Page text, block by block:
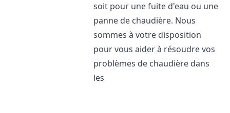
soit pour une fuite d'eau ou une
panne de chaudière. Nous
sommes à votre disposition
pour vous aider à résoudre vos
problèmes de chaudière dans
les